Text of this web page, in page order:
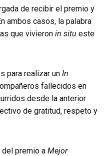
de recibir el premio y
ambos casos, la palabra
que vivieron in situ este
para realizar un In
fallecidos en
desde la anterior
de gratitud, respeto y
del premio a Mejor